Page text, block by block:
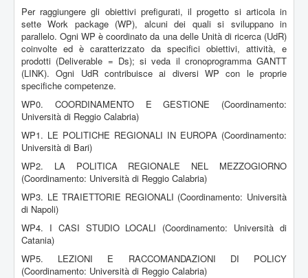
Per raggiungere gli obiettivi prefigurati, il progetto si articola in
sette Work package (WP), alcuni dei quali si sviluppano in
parallelo. Ogni WP è coordinato da una delle Unità di ricerca (UdR)
coinvolte ed è caratterizzato da specifici obiettivi, attività, e
prodotti (Deliverable = Ds); si veda il cronoprogramma GANTT
(LINK). Ogni UdR contribuisce ai diversi WP con le proprie
specifiche competenze.
WP0. COORDINAMENTO E GESTIONE (Coordinamento:
Università di Reggio Calabria)
WP1. LE POLITICHE REGIONALI IN EUROPA (Coordinamento:
Università di Bari)
WP2. LA POLITICA REGIONALE NEL MEZZOGIORNO
(Coordinamento: Università di Reggio Calabria)
WP3. LE TRAIETTORIE REGIONALI (Coordinamento: Università
di Napoli)
WP4. I CASI STUDIO LOCALI (Coordinamento: Università di
Catania)
WP5. LEZIONI E RACCOMANDAZIONI DI POLICY
(Coordinamento: Università di Reggio Calabria)